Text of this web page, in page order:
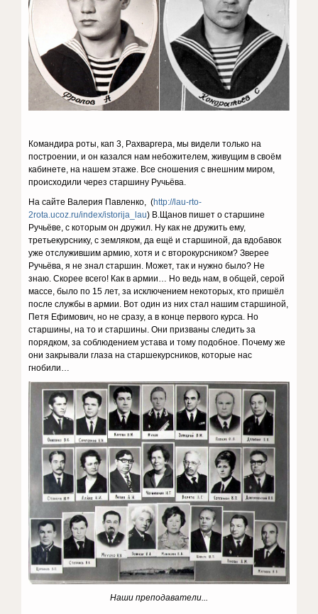
Командира роты, кап 3, Рахваргера, мы видели только на
построении, и он казался нам небожителем, живущим в своём
кабинете, на нашем этаже. Все сношения с внешним миром,
происходили через старшину Ручьёва.
На сайте Валерия Павленко, (http://lau-rto-
2rota.ucoz.ru/index/istorija_lau) В.Щанов пишет о старшине
Ручьёве, с которым он дружил. Ну как не дружить ему,
третьекурснику, с земляком, да ещё и старшиной, да вдобавок
уже отслужившим армию, хотя и с второкурсником? Зверее
Ручьёва, я не знал старшин. Может, так и нужно было? Не
знаю. Скорее всего! Как в армии… Но ведь нам, в общей, серой
массе, было по 15 лет, за исключением некоторых, кто пришёл
после службы в армии. Вот один из них стал нашим старшиной,
Петя Ефимович, но не сразу, а в конце первого курса. Но
старшины, на то и старшины. Они призваны следить за
порядком, за соблюдением устава и тому подобное. Почему же
они закрывали глаза на старшекурсников, которые нас
гнобили…
Наши преподаватели...